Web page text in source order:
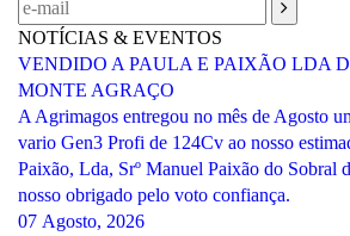
NOTÍCIAS & EVENTOS
VENDIDO A PAULA E PAIXÃO LDA
MONTE AGRAÇO
A Agrimagos entregou no mês de Agosto
vario Gen3 Profi de 124Cv ao nosso
Paixão, Lda, Srº Manuel Paixão do Sobral
nosso obrigado pelo voto confiança.
07 Agosto, 2026